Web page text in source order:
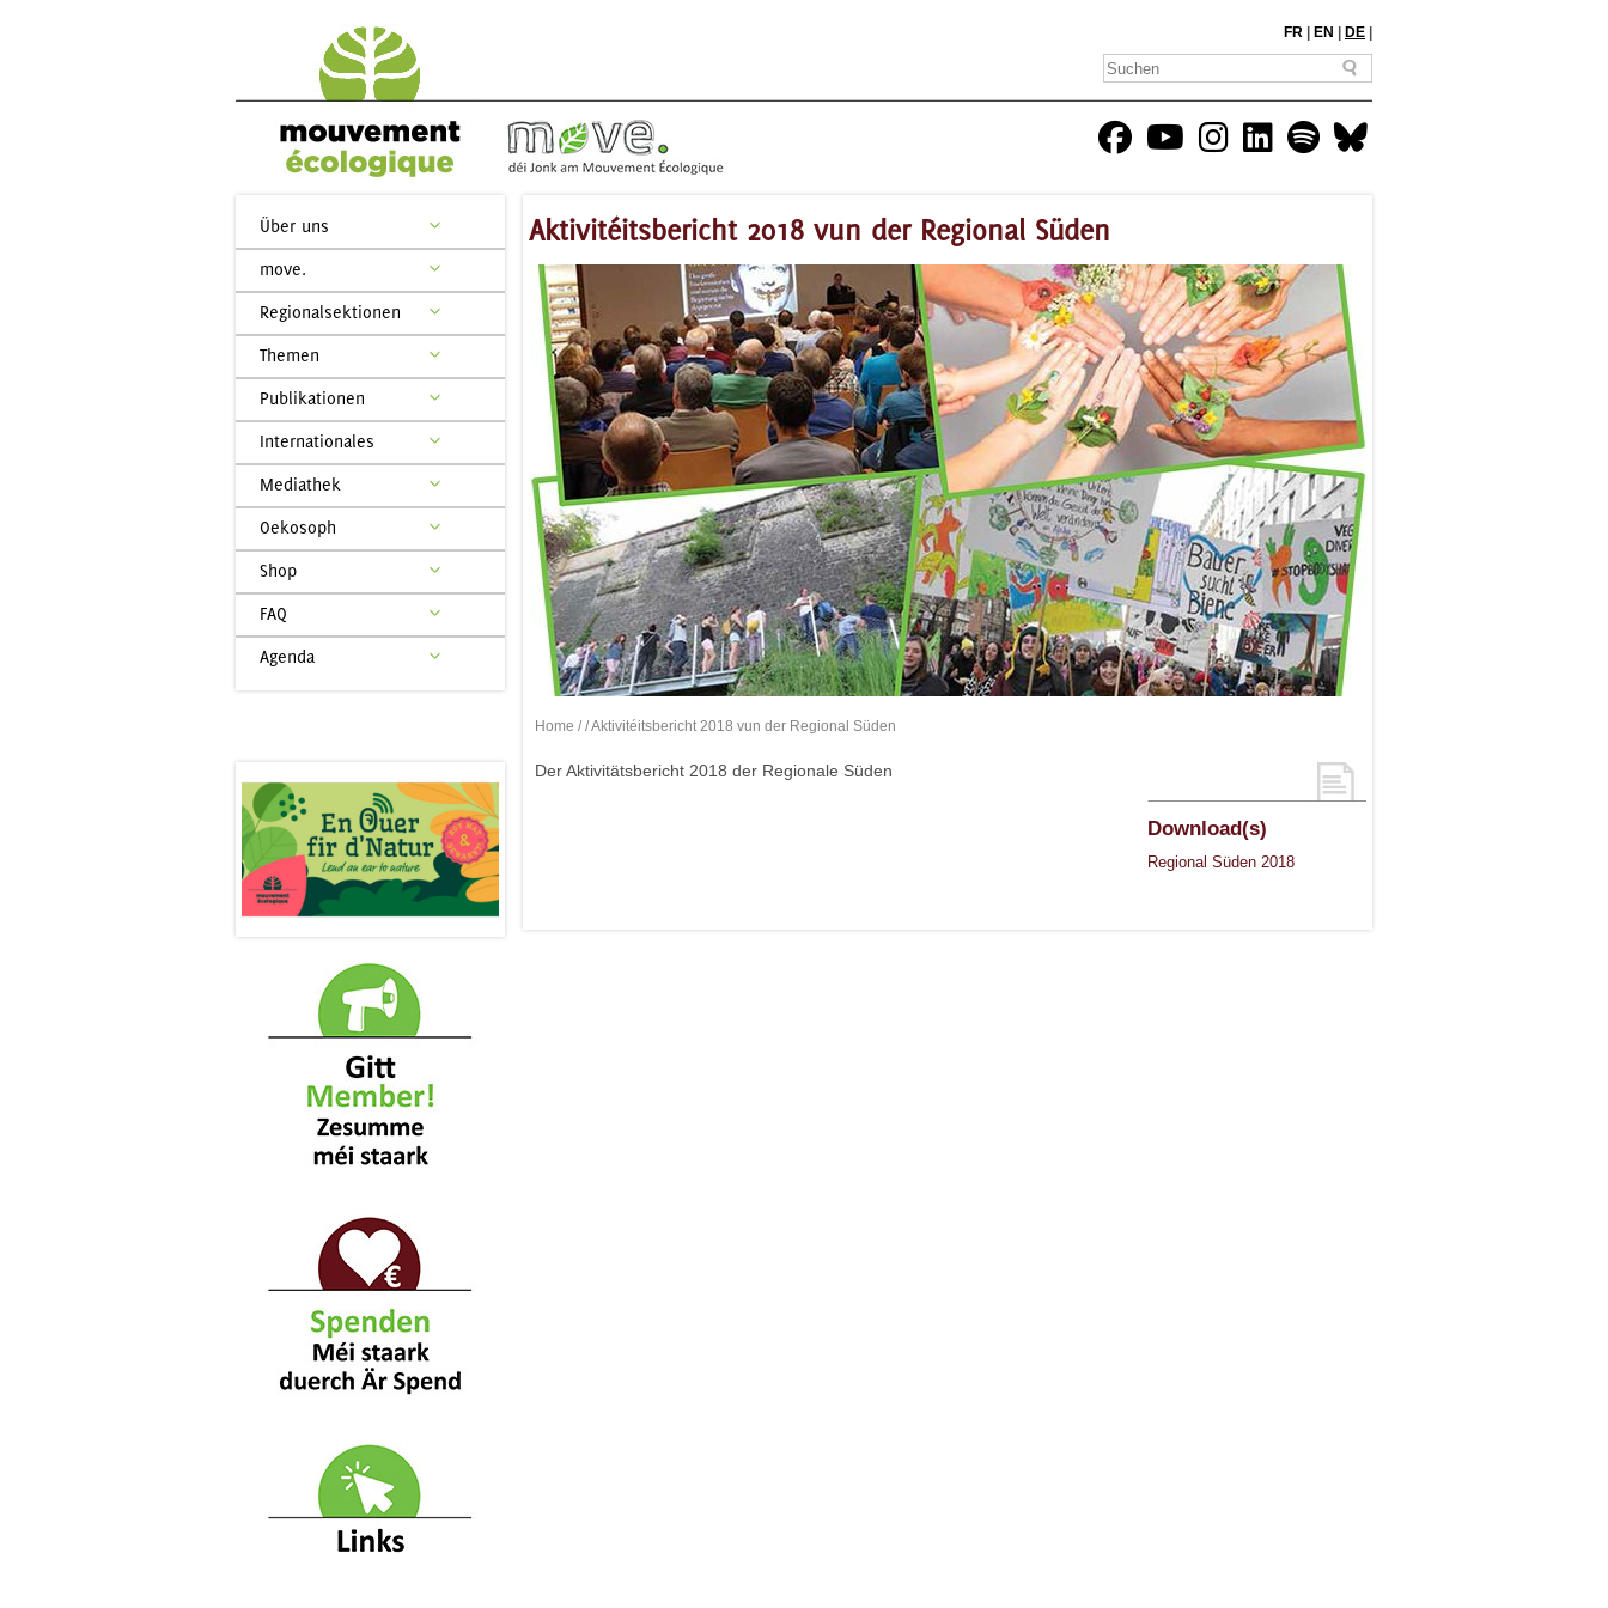
FR EN DE
Über uns
move.
Regionalsektionen
Themen
Publikationen
Internationales
Mediathek
Oekosoph
Shop
FAQ
Agenda
Aktivitéitsbericht 2018 vun der Regional Süden
Home // Aktivitéitsbericht 2018 vun der Regional Süden
Download(s)
Regional Süden 2018
Der Aktivitätsbericht 2018 der Regionale Süden